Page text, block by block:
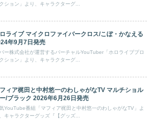
ション」より、キャラクターグ...
ライブ マイクロファイバークロス/こぼ・かなえる
年9月7日発売
ー株式会社が運営するバーチャルYouTuber「ホロライブプロ
ション」より、キャラクターグ...
ィア梶田と中村悠一のわしゃがなTV マルチショル
/ブラック 2026年6月26日発売
YouTube番組「マフィア梶田と中村悠一のわしゃがなTV」よ
キャラクターグッズ『【グッズ...